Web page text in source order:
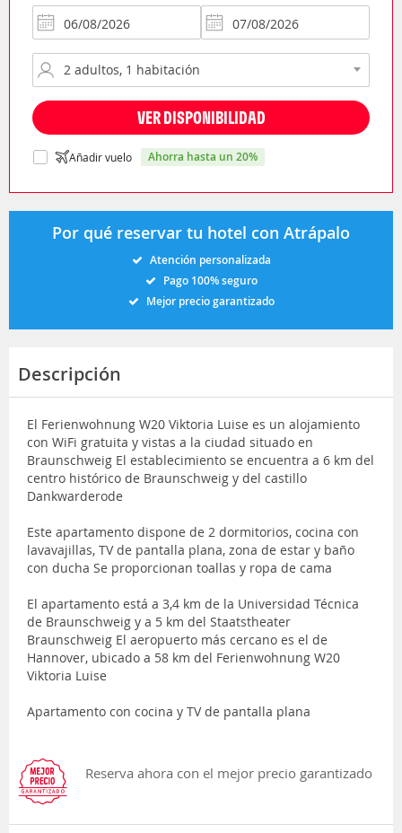
VER DISPONIBILIDAD
Añadir vuelo ahorra hasta un 20%
Por qué reservar tu hotel con Atrápalo
Atención personalizada
Pago 100% seguro
Mejor precio garantizado
Descripción
El Ferienwohnung W20 Viktoria Luise es un alojamiento
con WiFi gratuita y vistas a la ciudad situado en
Braunschweig El establecimiento se encuentra a 6 km del
centro histórico de Braunschweig y del castillo
Dankwarderode
Este apartamento dispone de 2 dormitorios, cocina con
lavavajillas, TV de pantalla plana, zona de estar y baño
con ducha Se proporcionan toallas y ropa de cama
El apartamento está a 3,4 km de la Universidad Técnica
de Braunschweig y a 5 km del Staatstheater
Braunschweig El aeropuerto más cercano es el de
Hannover, ubicado a 58 km del Ferienwohnung W20
Viktoria Luise
Apartamento con cocina y TV de pantalla plana
Reserva ahora con el mejor precio garantizado